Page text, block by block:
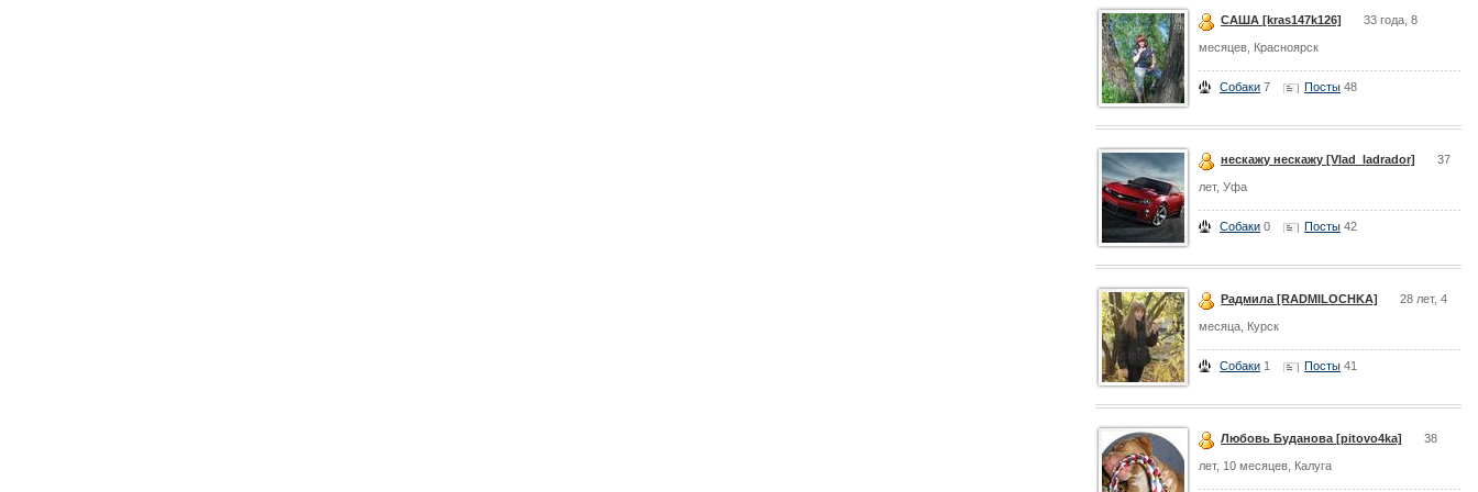
САША [kras147k126] 33 года, 8
месяцев, Красноярск
Собаки 7 Посты 48
нескажу нескажу [Vlad_ladrador] 37
лет, Уфа
Собаки 0 Посты 42
Радмила [RADMILOCHKA] 28 лет, 4
месяца, Курск
Собаки 1 Посты 41
Любовь Буданова [pitovo4ka] 38
лет, 10 месяцев, Калуга